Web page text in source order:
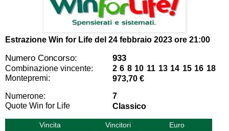
Estrazione Win for Life del 24 febbraio 2023 ore 21:00
Numero Concorso: 933
Combinazione vincente:
2 6 8 10 11 13 14 15 16 18
Montepremi:
973,70 €
Numerone:
7
Quote Win for Life
Classico
Vincita Vincitori
Euro